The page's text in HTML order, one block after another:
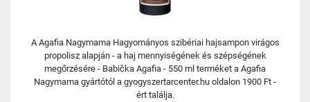
A Agafia Nagymama Hagyományos szibériai hajsampon virágos
propolisz alapján - a haj mennyiségének és szépségének
megőrzésére - Babička Agafia - 550 ml terméket a Agafia
Nagymama gyártótól a gyogyszertarcenter.hu oldalon 1900 Ft -
ért találja.